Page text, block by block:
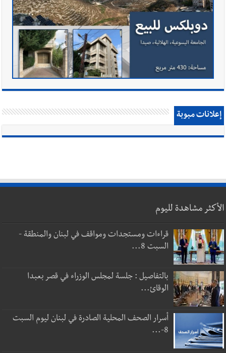
إعلانات مبوبة
الأكثر مشاهدة لليوم
قراءات ومستجدات ومواقف في لبنان والمنطقة -
السبت 8...
بالتفاصيل : جلسة لمجلس الوزراء في قصر بعبدا
الوقائ...
أسرار الصحف المحلية الصادرة في لبنان ليوم السبت
8-...